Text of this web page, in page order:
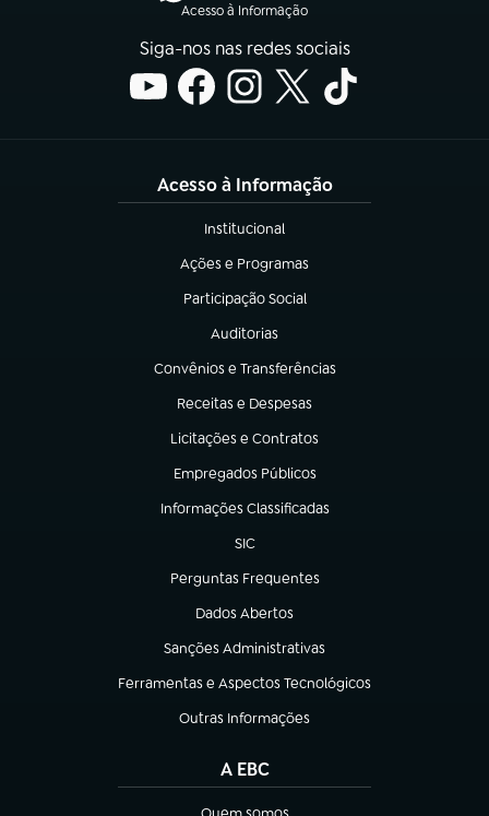
Acesso à Informação
Siga-nos nas redes sociais
Acesso à Informação
Institucional
(abre em nova aba)
Ações e Programas
(abre em nova aba)
Participação Social
(abre em nova aba)
Auditorias
(abre em nova aba)
Convênios e Transferências
(abre em nova aba)
Receitas e Despesas
(abre em nova aba)
Licitações e Contratos
(abre em nova aba)
Empregados Públicos
(abre em nova aba)
Informações Classificadas
(abre em nova aba)
SIC
(abre em nova aba)
Perguntas Frequentes
(abre em nova aba)
Dados Abertos
(abre em nova aba)
Sanções Administrativas
(abre em nova aba)
Ferramentas e Aspectos Tecnológicos
(abre em nova aba)
Outras Informações
(abre em nova aba)
A EBC